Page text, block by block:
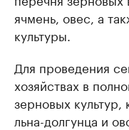
ячмень, овес, а
культуры.
Для проведения
хозяйствах в
зерновых культур,
льна-долгунца и